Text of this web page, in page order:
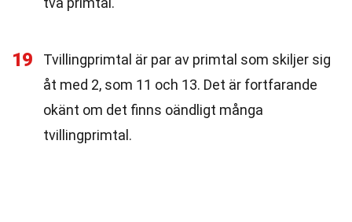
19
Tvillingprimtal är par av primtal som skiljer sig
åt med 2, som 11 och 13. Det är fortfarande
okänt om det finns oändligt många
tvillingprimtal.